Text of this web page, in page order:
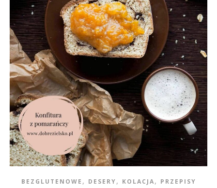
BEZGLUTENOWE , DESERY, KOLACJA, PRZEPISY